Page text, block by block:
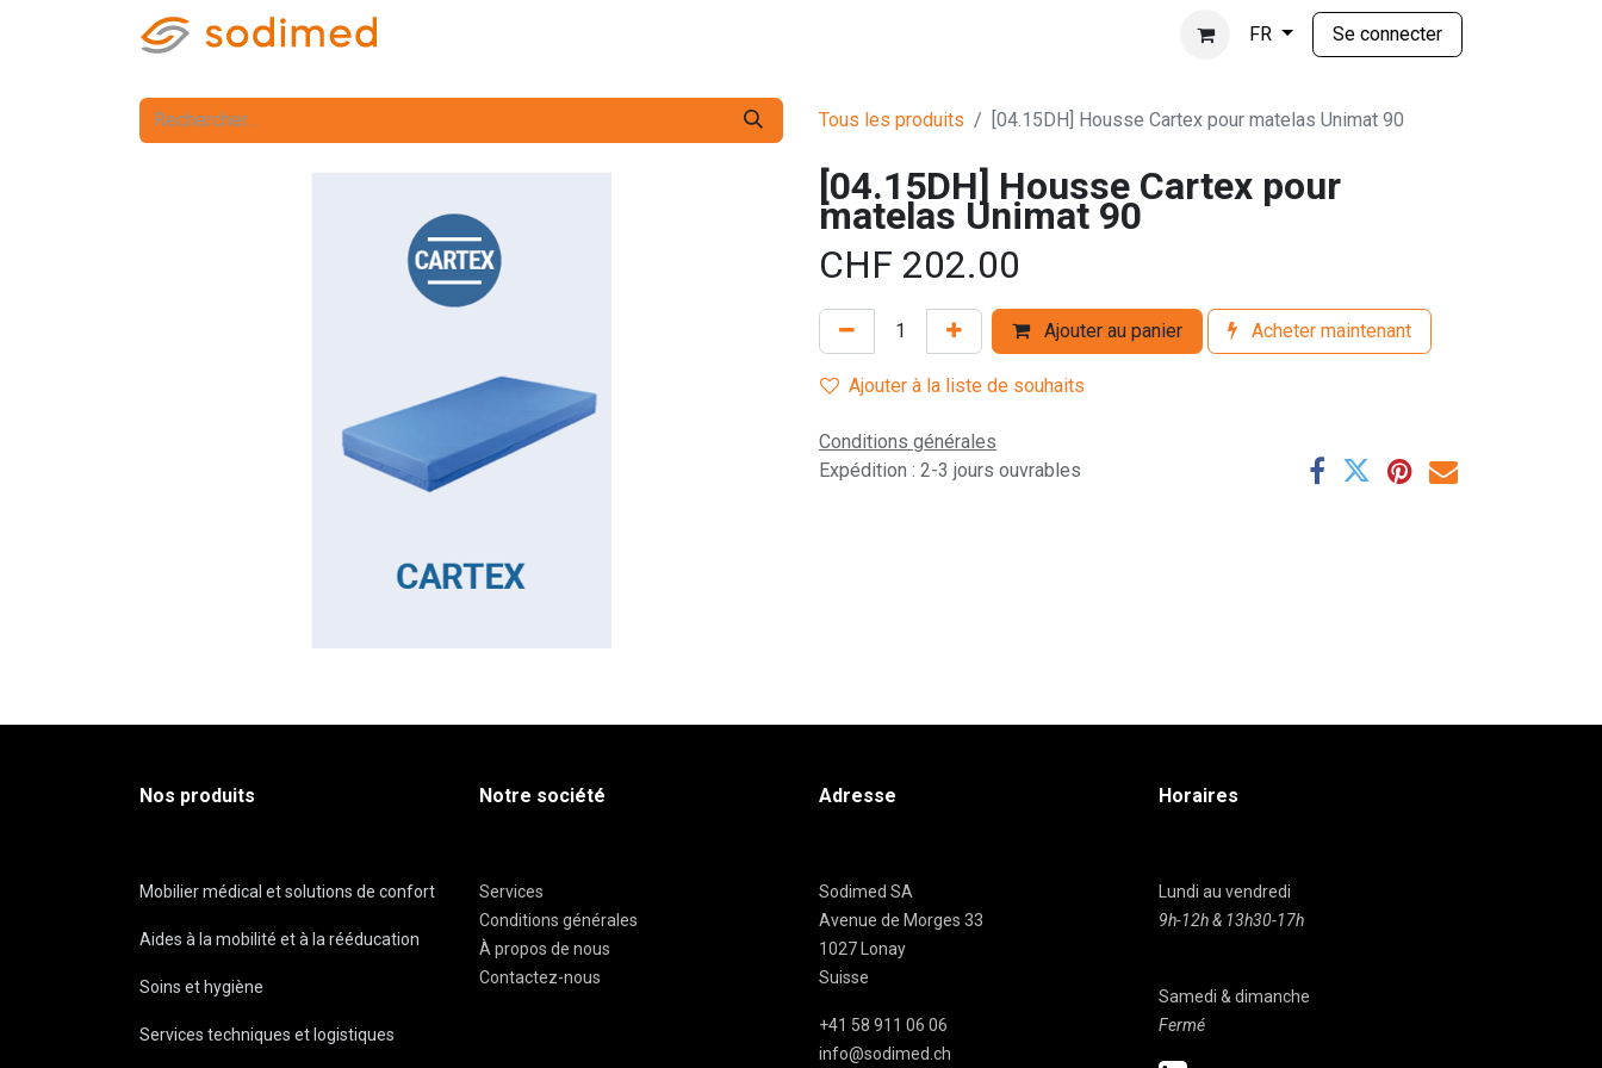
FR Se connecter
Tous les produits [04.15DH] Housse Cartex pour matelas Unimat 90
[04.15DH] Housse Cartex pour
matelas Unimat 90
CHF 202.00
Ajouter au panier Acheter maintenant
Ajouter à la liste de souhaits
Conditions générales
Expédition : 2-3 jours ouvrables
Nos produits
Mobilier médical et solutions de confort
Aides à la mobilité et à la rééducation
Soins et hygiène
Services techniques et logistiques
Notre société
Services
Conditions générales
À propos de nous
Contactez-nous
Adresse
Sodimed SA
Avenue de Morges 33
1027 Lonay
Suisse
+41 58 911 06 06
info@sodimed.ch
Horaires
Lundi au vendredi
9h-12h & 13h30-17h
Samedi & dimanche
Fermé